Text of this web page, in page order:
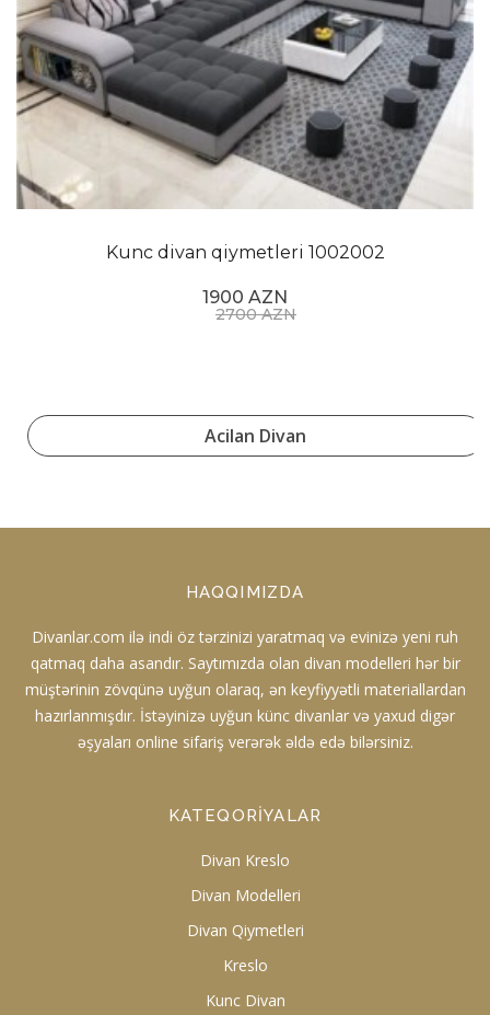
Kunc divan qiymetleri 1002002
1900 AZN
2700 AZN
Acilan Divan
HAQQIMIZDA
Divanlar.com ilə indi öz tərzinizi yaratmaq və evinizə yeni ruh
qatmaq daha asandır. Saytımızda olan divan modelleri hər bir
müştərinin zövqünə uyğun olaraq, ən keyfiyyətli materiallardan
hazırlanmışdır. İstəyinizə uyğun künc divanlar və yaxud digər
əşyaları online sifariş verərək əldə edə bilərsiniz.
KATEQORIYALAR
Divan Kreslo
Divan Modelleri
Divan Qiymetleri
Kreslo
Kunc Divan